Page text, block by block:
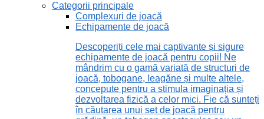
Categorii principale
Complexuri de joacă
Echipamente de joacă
Descoperiți cele mai captivante și sigure
echipamente de joacă pentru copii! Ne
mândrim cu o gamă variată de structuri de
joacă, tobogane, leagăne și multe altele,
concepute pentru a stimula imaginația și
dezvoltarea fizică a celor mici. Fie că sunteți
în căutarea unui set de joacă pentru